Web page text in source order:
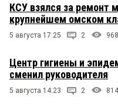
КСУ взялся за ремонт
крупнейшем омском
5 августа 17:25 2 968
Центр гигиены и
сменил руководителя
5 августа 14:23 2 814